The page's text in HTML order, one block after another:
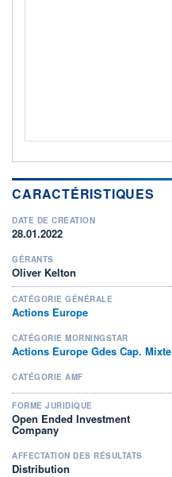
CARACTÉRISTIQUES
DATE DE CRÉATION
28.01.2022
GÉRANTS
Oliver Kelton
CATÉGORIE GÉNÉRALE
Actions Europe
CATÉGORIE MORNINGSTAR
Actions Europe Gdes Cap. Mixte
CATÉGORIE AMF
FORME JURIDIQUE
Open Ended Investment
Company
AFFECTATION DES RÉSULTATS
Distribution